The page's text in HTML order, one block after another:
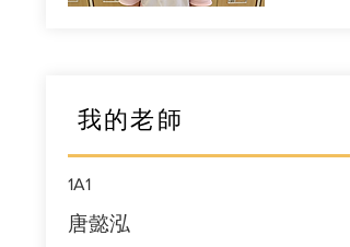
我的老師
1A1
唐懿泓